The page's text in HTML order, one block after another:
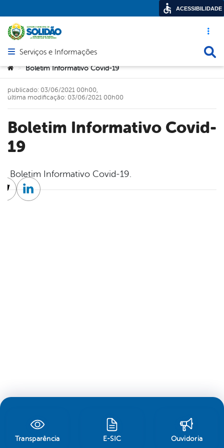
Acesso
Abrir menu principal de navegação
Serviços e Informações
Você está aqui:
> Boletim Informativo Covid-19
Boletim Informativo Covid-
19
publicado: 03/06/2021 00h00,
última modificação: 03/06/2021 00h00
Boletim Informativo Covid-19.
TwitterLinkedin
Transparência E-SIC Ouvidoria
ACESSIBILIDADE